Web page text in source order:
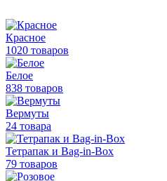
Красное
1020 товаров
Белое
838 товаров
Вермуты
24 товара
Тетрапак и Bag-in-Box
79 товаров